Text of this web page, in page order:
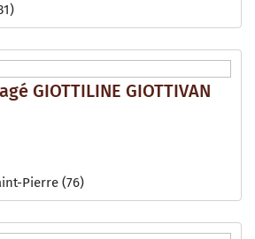
GIOTTILINE GIOTTIVAN
Pierre (76)